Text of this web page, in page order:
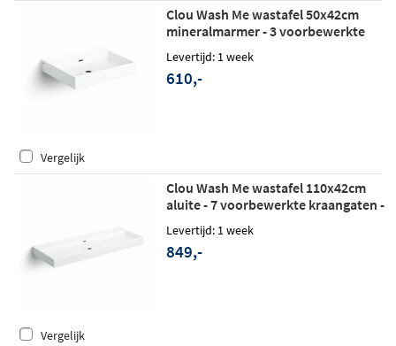
Clou Wash Me wastafel 50x42cm
mineralmarmer - 3 voorbewerkte
Levertijd: 1 week
610,-
Vergelijk
Clou Wash Me wastafel 110x42cm
aluite - 7 voorbewerkte kraangaten -
mat wit
Levertijd: 1 week
849,-
Vergelijk